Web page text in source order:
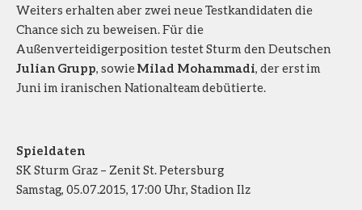
Weiters erhalten aber zwei neue Testkandidaten die
Chance sich zu beweisen. Für die
Außenverteidigerposition testet Sturm den Deutschen
Julian Grupp, sowieMilad Mohammadi, der erst im
Juni im iranischen Nationalteamdebütierte.
Spieldaten
SK Sturm Graz – Zenit St. Petersburg
Samstag, 05.07.2015, 17:00 Uhr, Stadion Ilz